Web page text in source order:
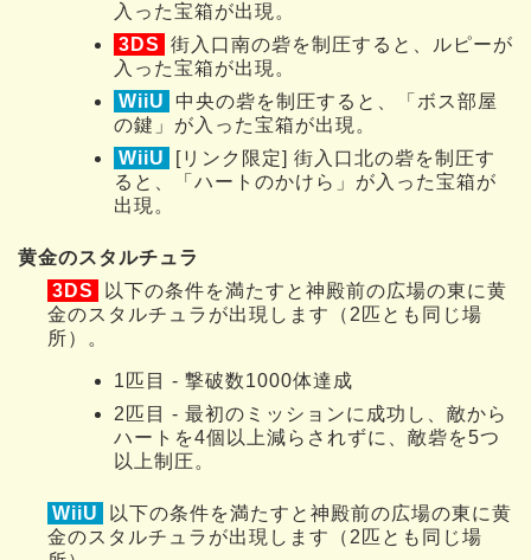
入った宝箱が出現。
3DS
街入口南の砦を制圧すると、ルピーが
入った宝箱が出現。
WiiU
中央の砦を制圧すると、「ボス部屋
の鍵」が入った宝箱が出現。
WiiU
[リンク限定] 街入口北の砦を制圧す
ると、「ハートのかけら」が入った宝箱が
出現。
黄金のスタルチュラ
3DS
以下の条件を満たすと神殿前の広場の東に黄
金のスタルチュラが出現します（2匹とも同じ場
所）。
1匹目 - 撃破数1000体達成
2匹目 - 最初のミッションに成功し、敵から
ハートを4個以上減らされずに、敵砦を5つ
以上制圧。
WiiU
以下の条件を満たすと神殿前の広場の東に黄
金のスタルチュラが出現します（2匹とも同じ場